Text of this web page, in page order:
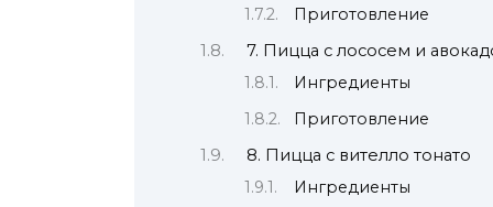
Приготовление
7. Пицца с лососем и
Ингредиенты
Приготовление
8. Пицца с вителло тонато
Ингредиенты